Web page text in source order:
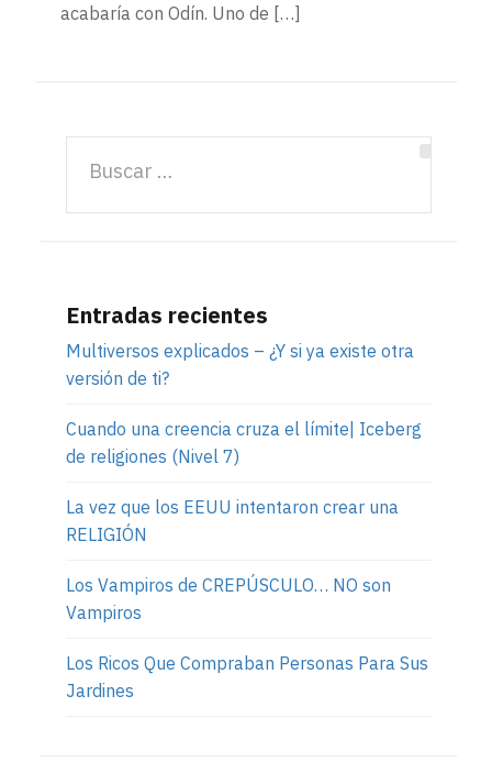
acabaría con Odín. Uno de […]
Entradas recientes
Multiversos explicados – ¿Y si ya existe otra
versión de ti?
Cuando una creencia cruza el límite| Iceberg
de religiones (Nivel 7)
La vez que los EEUU intentaron crear una
RELIGIÓN
Los Vampiros de CREPÚSCULO… NO son
Vampiros
Los Ricos Que Compraban Personas Para Sus
Jardines